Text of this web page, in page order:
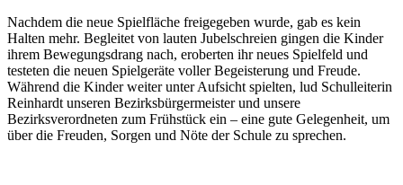
Nachdem die neue Spielfläche freigegeben wurde, gab es kein
Halten mehr. Begleitet von lauten Jubelschreien gingen die Kinder
ihrem Bewegungsdrang nach, eroberten ihr neues Spielfeld und
testeten die neuen Spielgeräte voller Begeisterung und Freude.
Während die Kinder weiter unter Aufsicht spielten, lud Schulleiterin
Reinhardt unseren Bezirksbürgermeister und unsere
Bezirksverordneten zum Frühstück ein – eine gute Gelegenheit, um
über die Freuden, Sorgen und Nöte der Schule zu sprechen.